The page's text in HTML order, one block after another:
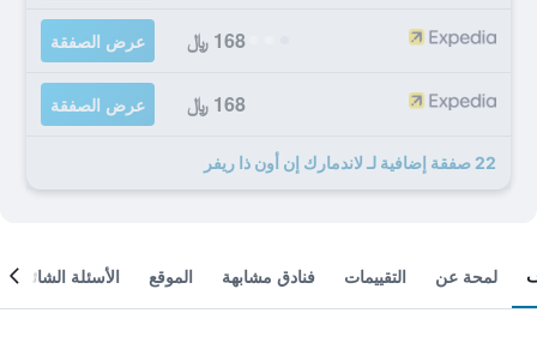
168 ﷼ عرض الصفقة
168 ﷼ عرض الصفقة
22 صفقة إضافية لـ لاندمارك إن أون ذا ريفر
لمحة عن التقييمات فنادق مشابهة الموقع الأسئلة الشائعة